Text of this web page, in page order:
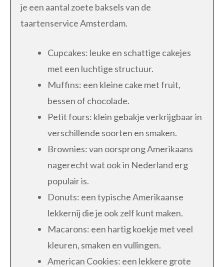
je een aantal zoete baksels van de
taartenservice Amsterdam.
Cupcakes: leuke en schattige cakejes
met een luchtige structuur.
Muffins: een kleine cake met fruit,
bessen of chocolade.
Petit fours: klein gebakje verkrijgbaar in
verschillende soorten en smaken.
Brownies: van oorsprong Amerikaans
nagerecht wat ook in Nederland erg
populair is.
Donuts: een typische Amerikaanse
lekkernij die je ook zelf kunt maken.
Macarons: een hartig koekje met veel
kleuren, smaken en vullingen.
American Cookies: een lekkere grote